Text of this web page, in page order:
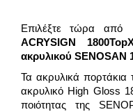
Επιλέξτε τώρα
ACRYSIGN
ακρυλικού SENOSAN
Τα ακρυλικά
ακρυλικό High Gloss
ποιότητας της